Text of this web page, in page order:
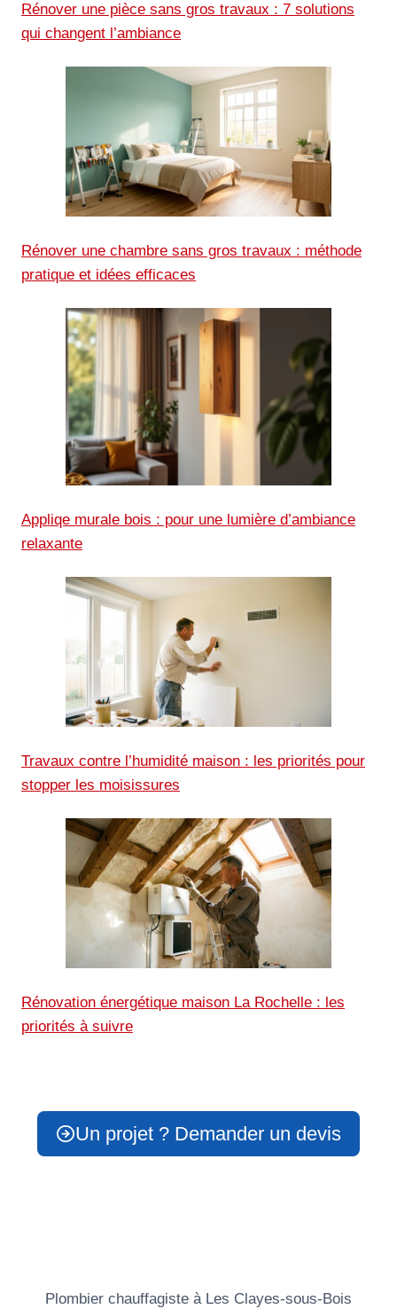
Rénover une pièce sans gros travaux : 7 solutions
qui changent l’ambiance
Rénover une chambre sans gros travaux : méthode
pratique et idées efficaces
Appliqe murale bois : pour une lumière d’ambiance
relaxante
Travaux contre l’humidité maison : les priorités pour
stopper les moisissures
Rénovation énergétique maison La Rochelle : les
priorités à suivre
Un projet ? Demander un devis
Plombier chauffagiste à Les Clayes-sous-Bois